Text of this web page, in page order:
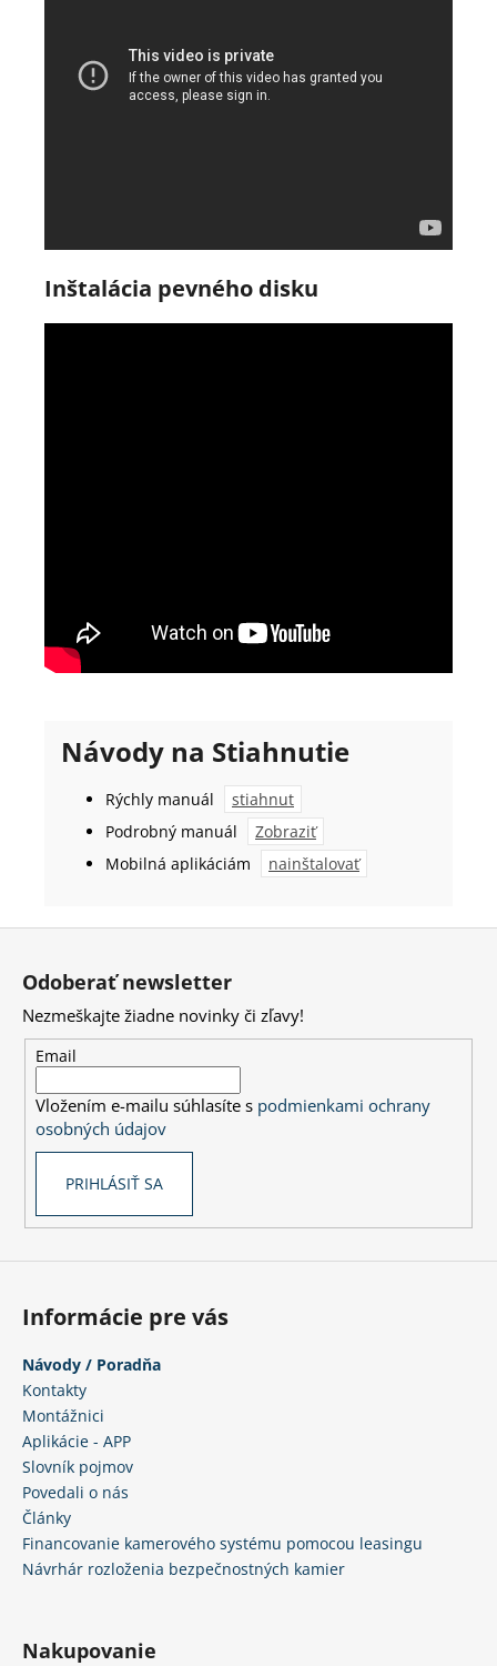
Inštalácia pevného disku
Návody na Stiahnutie
Rýchly manuál
stiahnut
Podrobný manuál
Zobraziť
Mobilná aplikáciám
nainštalovať
Z
Odoberať newsletter
Nezmeškajte žiadne novinky či zľavy!
Email
Vložením e-mailu súhlasíte s podmienkami ochrany
osobných údajov
PRIHLÁSIŤ SA
Informácie pre vás
Návody / Poradňa
Kontakty
Montážnici
Aplikácie - APP
Slovník pojmov
Povedali o nás
Články
Financovanie kamerového systému pomocou leasingu
Návrhár rozloženia bezpečnostných kamier
Nakupovanie